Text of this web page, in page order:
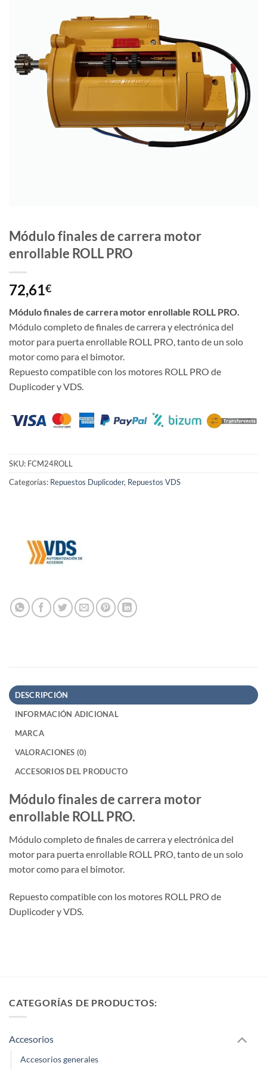
Módulo finales de carrera motor
enrollable ROLL PRO
72,61€
Módulo finales de carrera motor enrollable ROLL PRO.
Módulo completo de finales de carrera y electrónica del
motor para puerta enrollable ROLL PRO, tanto de un solo
motor como para el bimotor.
Repuesto compatible con los motores ROLL PRO de
Duplicoder y VDS.
SKU: FCM24ROLL
Categorías: Repuestos Duplicoder, Repuestos VDS
DESCRIPCIÓN
INFORMACIÓN ADICIONAL
MARCA
VALORACIONES (0)
ACCESORIOS DEL PRODUCTO
Módulo finales de carrera motor
enrollable ROLL PRO.
Módulo completo de finales de carrera y electrónica del
motor para puerta enrollable ROLL PRO, tanto de un solo
motor como para el bimotor.
Repuesto compatible con los motores ROLL PRO de
Duplicoder y VDS.
CATEGORÍAS DE PRODUCTOS:
Accesorios
Accesorios generales